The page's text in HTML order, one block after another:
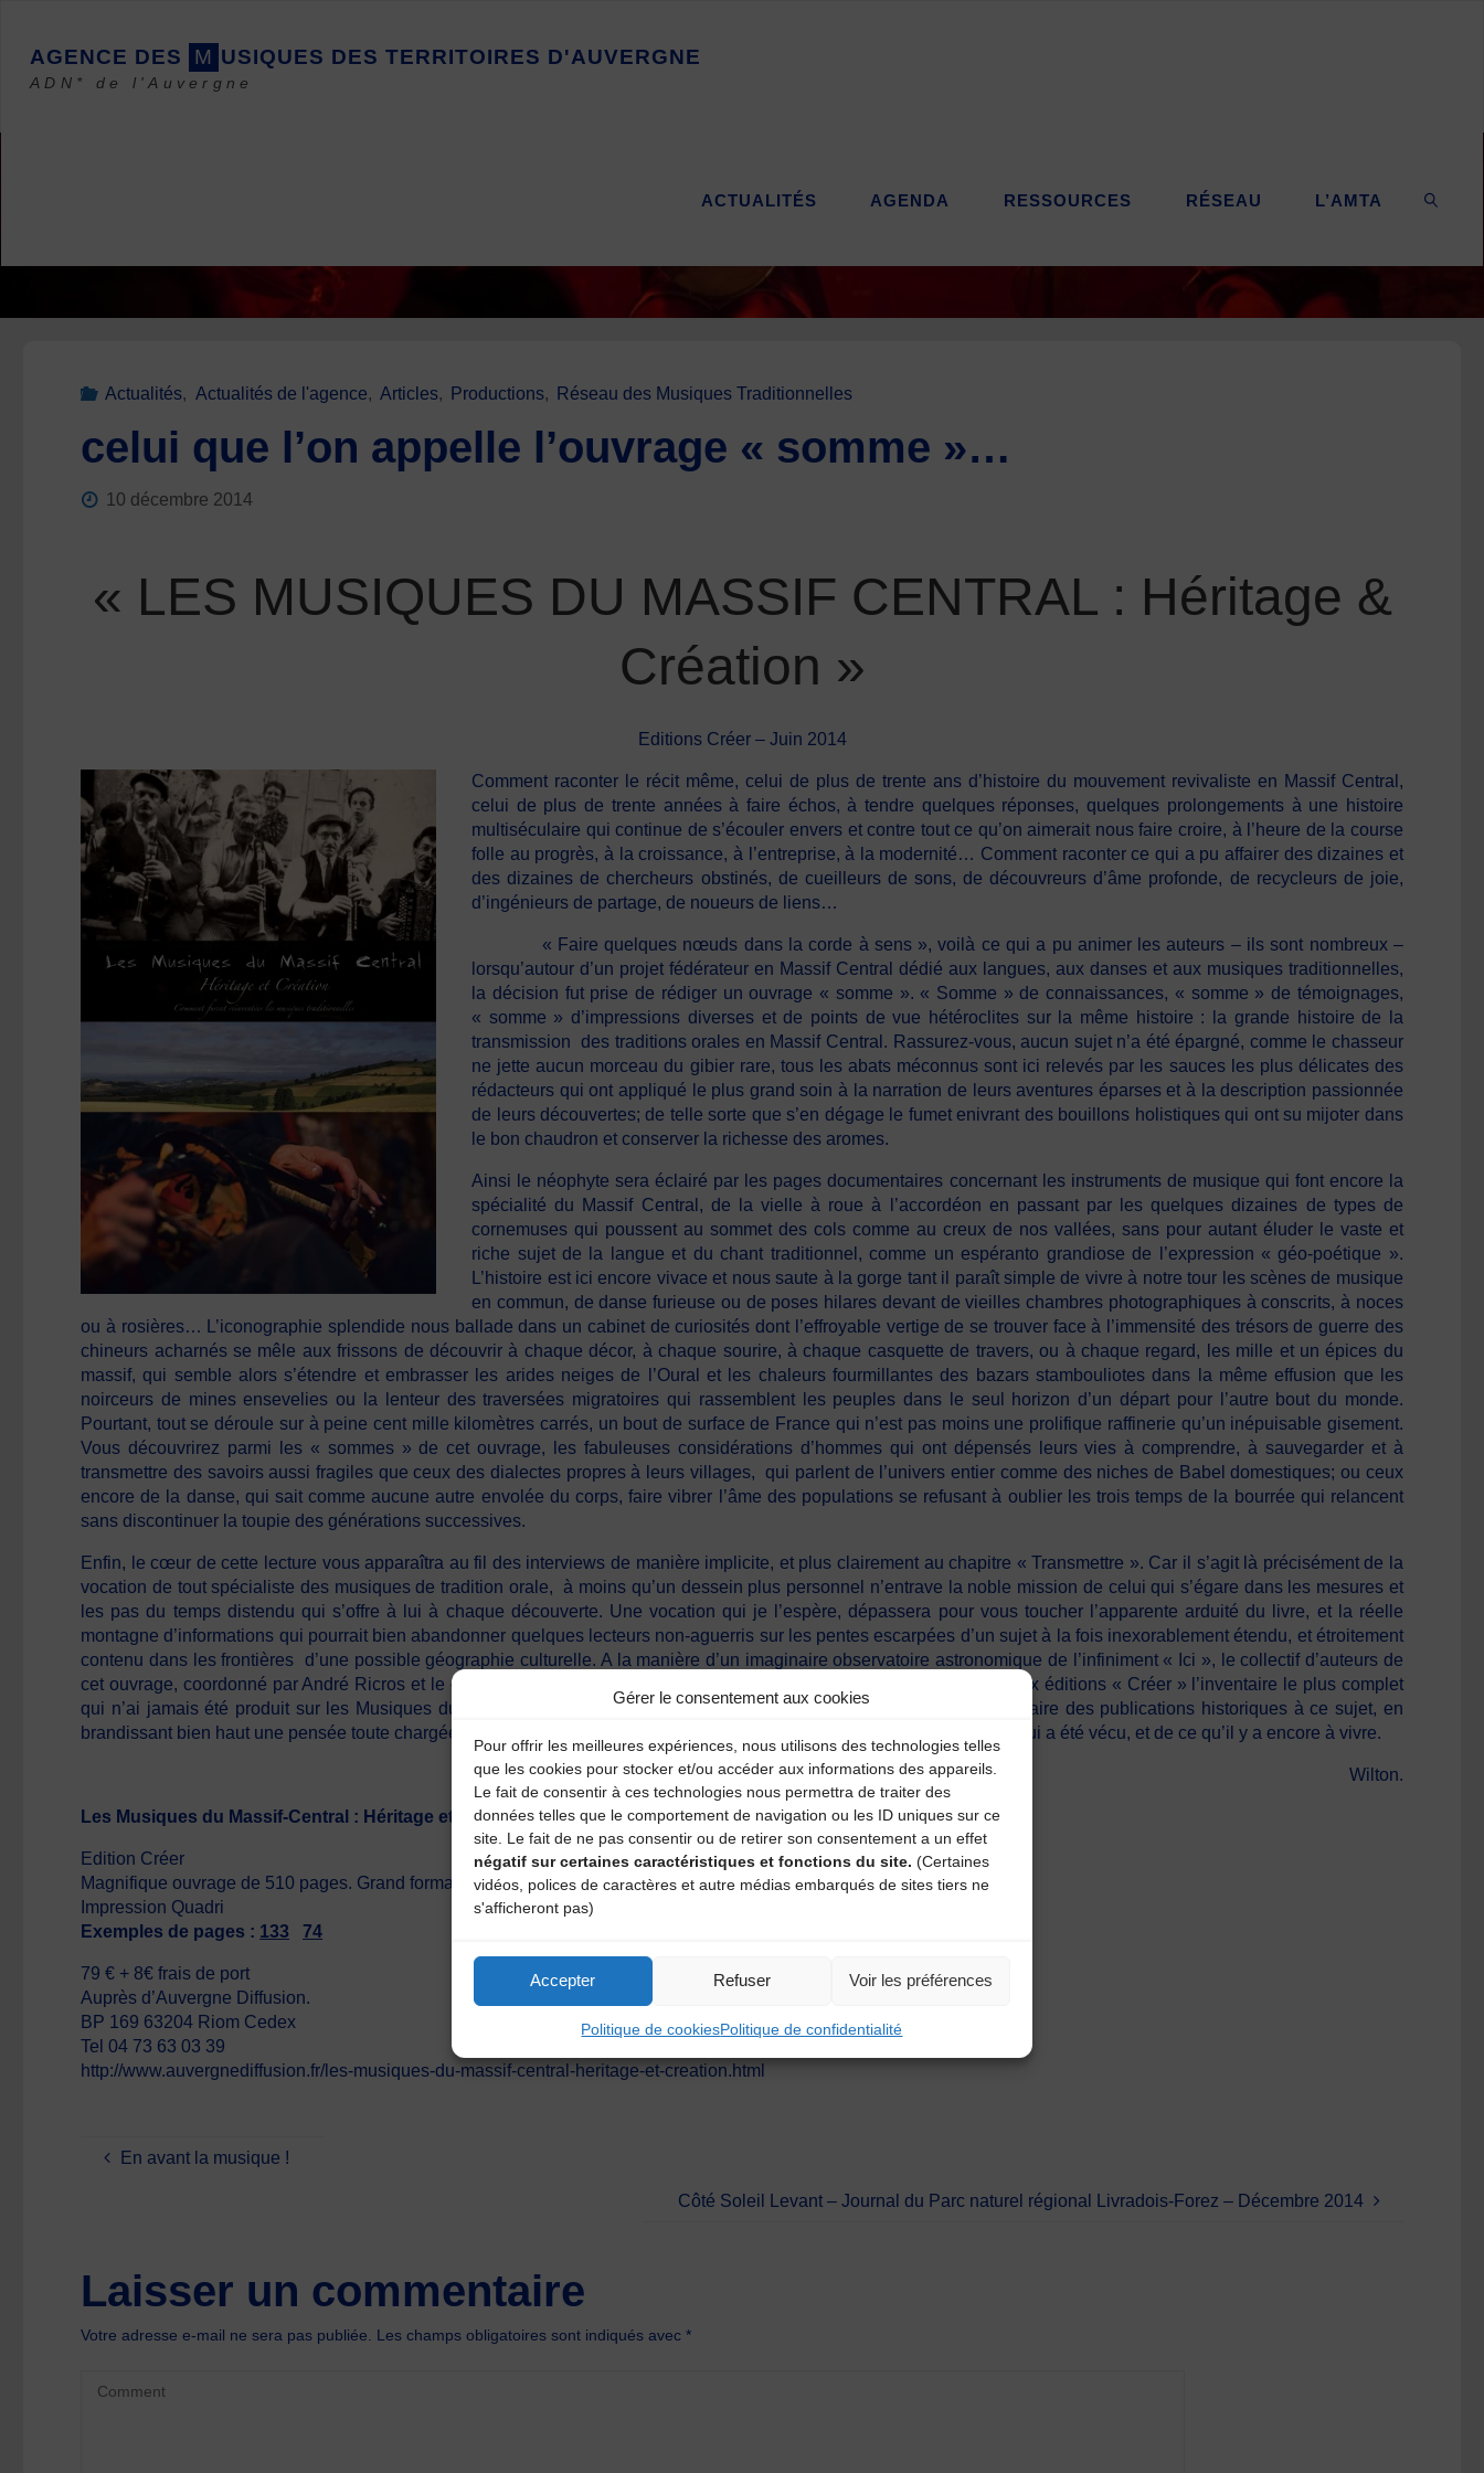
Gérer le consentement aux cookies
Pour offrir les meilleures expériences, nous utilisons des technologies telles
que les cookies pour stocker et/ou accéder aux informations des appareils.
Le fait de consentir à ces technologies nous permettra de traiter des
données telles que le comportement de navigation ou les ID uniques sur ce
site. Le fait de ne pas consentir ou de retirer son consentement a un effet
négatif sur certaines caractéristiques et fonctions du site. (Certaines
vidéos, polices de caractères et autre médias embarqués de sites tiers ne
s'afficheront pas)
Accepter Refuser Voir les préférences
Politique de cookiesPolitique de confidentialité
content
AGENCE DES M USIQUES DES TERRITOIRES D'AUVERGNE
ADN* de l'Auvergne
ACTUALITÉS AGENDA RESSOURCES RÉSEAU L’AMTA
Actualités, Actualités de l'agence, Articles, Productions, Réseau des Musiques Traditionnelles
celui que l’on appelle l’ouvrage « somme »…
10 décembre 2014
« LES MUSIQUES DU MASSIF CENTRAL : Héritage &
Création »
Editions Créer – Juin 2014
Comment raconter le récit même, celui de plus de trente ans d’histoire du mouvement revivaliste en Massif Central,
celui de plus de trente années à faire échos, à tendre quelques réponses, quelques prolongements à une histoire
multiséculaire qui continue de s’écouler envers et contre tout ce qu’on aimerait nous faire croire, à l’heure de la course
folle au progrès, à la croissance, à l’entreprise, à la modernité… Comment raconter ce qui a pu affairer des dizaines et
des dizaines de chercheurs obstinés, de cueilleurs de sons, de découvreurs d’âme profonde, de recycleurs de joie,
d’ingénieurs de partage, de noueurs de liens…
« Faire quelques nœuds dans la corde à sens », voilà ce qui a pu animer les auteurs – ils sont nombreux –
lorsqu’autour d’un projet fédérateur en Massif Central dédié aux langues, aux danses et aux musiques traditionnelles,
la décision fut prise de rédiger un ouvrage « somme ». « Somme » de connaissances, « somme » de témoignages,
« somme » d’impressions diverses et de points de vue hétéroclites sur la même histoire : la grande histoire de la
transmission des traditions orales en Massif Central. Rassurez-vous, aucun sujet n’a été épargné, comme le chasseur
ne jette aucun morceau du gibier rare, tous les abats méconnus sont ici relevés par les sauces les plus délicates des
rédacteurs qui ont appliqué le plus grand soin à la narration de leurs aventures éparses et à la description passionnée
de leurs découvertes; de telle sorte que s’en dégage le fumet enivrant des bouillons holistiques qui ont su mijoter dans
le bon chaudron et conserver la richesse des aromes.
Ainsi le néophyte sera éclairé par les pages documentaires concernant les instruments de musique qui font encore la
spécialité du Massif Central, de la vielle à roue à l’accordéon en passant par les quelques dizaines de types de
cornemuses qui poussent au sommet des cols comme au creux de nos vallées, sans pour autant éluder le vaste et
riche sujet de la langue et du chant traditionnel, comme un espéranto grandiose de l’expression « géo-poétique ».
L’histoire est ici encore vivace et nous saute à la gorge tant il paraît simple de vivre à notre tour les scènes de musique
en commun, de danse furieuse ou de poses hilares devant de vieilles chambres photographiques à conscrits, à noces
ou à rosières… L’iconographie splendide nous ballade dans un cabinet de curiosités dont l’effroyable vertige de se trouver face à l’immensité des trésors de guerre des
chineurs acharnés se mêle aux frissons de découvrir à chaque décor, à chaque sourire, à chaque casquette de travers, ou à chaque regard, les mille et un épices du
massif, qui semble alors s’étendre et embrasser les arides neiges de l’Oural et les chaleurs fourmillantes des bazars stambouliotes dans la même effusion que les
noirceurs de mines ensevelies ou la lenteur des traversées migratoires qui rassemblent les peuples dans le seul horizon d’un départ pour l’autre bout du monde.
Pourtant, tout se déroule sur à peine cent mille kilomètres carrés, un bout de surface de France qui n’est pas moins une prolifique raffinerie qu’un inépuisable gisement.
Vous découvrirez parmi les « sommes » de cet ouvrage, les fabuleuses considérations d’hommes qui ont dépensés leurs vies à comprendre, à sauvegarder et à
transmettre des savoirs aussi fragiles que ceux des dialectes propres à leurs villages, qui parlent de l’univers entier comme des niches de Babel domestiques; ou ceux
encore de la danse, qui sait comme aucune autre envolée du corps, faire vibrer l’âme des populations se refusant à oublier les trois temps de la bourrée qui relancent
sans discontinuer la toupie des générations successives.
Enfin, le cœur de cette lecture vous apparaîtra au fil des interviews de manière implicite, et plus clairement au chapitre « Transmettre ». Car il s’agit là précisément de la
vocation de tout spécialiste des musiques de tradition orale, à moins qu’un dessein plus personnel n’entrave la noble mission de celui qui s’égare dans les mesures et
les pas du temps distendu qui s’offre à lui à chaque découverte. Une vocation qui je l’espère, dépassera pour vous toucher l’apparente arduité du livre, et la réelle
montagne d’informations qui pourrait bien abandonner quelques lecteurs non-aguerris sur les pentes escarpées d’un sujet à la fois inexorablement étendu, et étroitement
contenu dans les frontières d’une possible géographie culturelle. A la manière d’un imaginaire observatoire astronomique de l’infiniment « Ici », le collectif d’auteurs de
cet ouvrage, coordonné par André Ricros et le comité de pilotage avec Eric Montbel comme directeur éditorial, signe aux éditions « Créer » l’inventaire le plus complet
qui n’ai jamais été produit sur les Musiques du Massif Central, dans lequel est magistralement évité le style testamentaire des publications historiques à ce sujet, en
brandissant bien haut une pensée toute chargée de poésie, où brille l’intelligence des regards et brûle la sincérité de ce qui a été vécu, et de ce qu’il y a encore à vivre.
Wilton.
Les Musiques du Massif-Central : Héritage et création– Comment furent réinventées les musiques traditionnelles
Edition Créer
Magnifique ouvrage de 510 pages. Grand format (24X32)
Impression Quadri
Exemples de pages : 133 74
79 € + 8€ frais de port
Auprès d’Auvergne Diffusion.
BP 169 63204 Riom Cedex
Tel 04 73 63 03 39
http://www.auvergnediffusion.fr/les-musiques-du-massif-central-heritage-et-creation.html
En avant la musique !
Côté Soleil Levant – Journal du Parc naturel régional Livradois-Forez – Décembre 2014
Laisser un commentaire
Votre adresse e-mail ne sera pas publiée. Les champs obligatoires sont indiqués avec*